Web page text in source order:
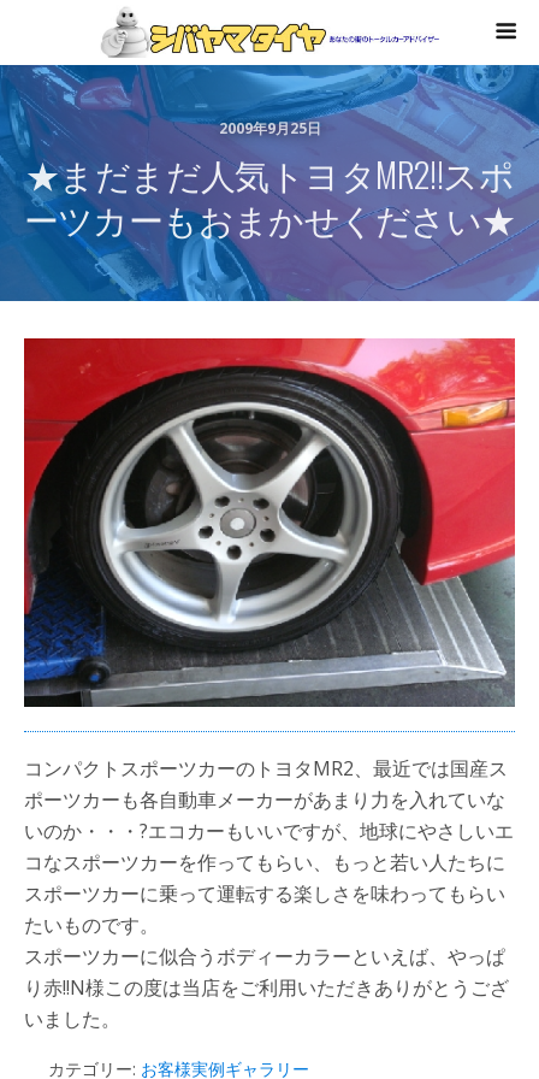
2009年9月25日
★まだまだ人気トヨタMR2!!スポ
ーツカーもおまかせください★
コンパクトスポーツカーのトヨタMR2、最近では国産ス
ポーツカーも各自動車メーカーがあまり力を入れていな
いのか・・・?エコカーもいいですが、地球にやさしいエ
コなスポーツカーを作ってもらい、もっと若い人たちに
スポーツカーに乗って運転する楽しさを味わってもらい
たいものです。
スポーツカーに似合うボディーカラーといえば、やっぱ
り赤!!N様この度は当店をご利用いただきありがとうござ
いました。
カテゴリー: お客様実例ギャラリー